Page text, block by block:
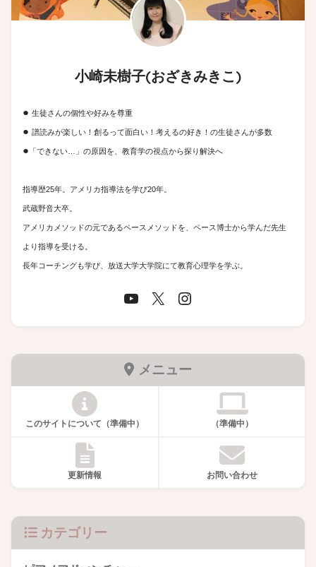
小崎未樹子(おざきみきこ)
● 生徒さんの個性や好みを尊重
● 譜読みが楽しい！創るって面白い！考えるの好き！の生徒さんが多数
● 「できない…」の原因を、教育学の視点から探り解決へ
指導歴25年。アメリカ指導法を学び20年。
武蔵野音大卒。
アメリカメソッドの元であるペースメソッドを、ペース博士から学んだ先生
より指導を受ける。
長年コーチングも学び、放送大学大学院にて教育心理学を学ぶ。
メニュー
このサイトについて（準備中） （準備中）
更新情報 お問い合わせ
カテゴリー